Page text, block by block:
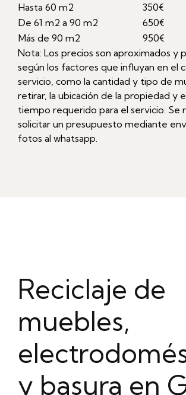
Hasta 60 m2
350€
De 61 m2 a 90 m2
650€
Más de 90 m2
950€
Nota: Los precios son aproximados y
según los factores que influyan en el
servicio, como la cantidad y tipo de
retirar, la ubicación de la propiedad y
tiempo requerido para el servicio. Se
solicitar un presupuesto mediante
fotos al whatsapp.
Reciclaje de
muebles,
y basura en